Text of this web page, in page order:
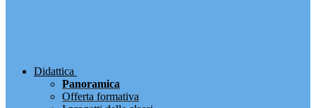
Didattica
Panoramica
Offerta formativa